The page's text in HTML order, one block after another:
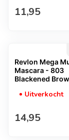
Normale
11,95
Revlon Mega
Mascara - 803
Blackened
Uitverkocht
Normale
14,95